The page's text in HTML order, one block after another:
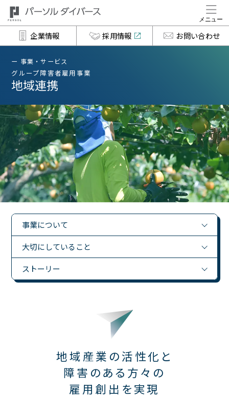
企業情報 採用情報 お問い合わせ
事業・サービス
グループ障害者雇用事業
地域連携
事業について
大切にしていること
ストーリー
地域産業の活性化と
障害のある方々の
雇用創出を実現